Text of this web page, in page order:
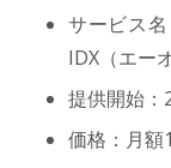
サービス
IDX（エー
提供開始：
価格：月額